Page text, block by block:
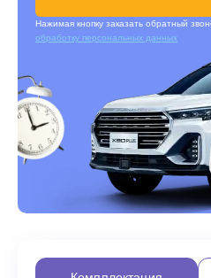
Нажимая кнопку заказать обратный
обработку персональных данных